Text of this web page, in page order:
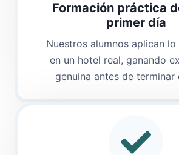
Formación práctica
primer día
Nuestros alumnos aplican
en un hotel real, ganando
genuina antes de terminar